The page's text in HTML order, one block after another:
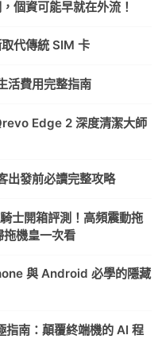
個資可能早就在外流！
代傳統 SIM 卡
活費用完整指南
Edge 2 深度清潔大師
出發前必讀完整攻略
士開箱評測！高頻震動拖
機皇一次看
與 Android 必學的隱藏
南：顛覆終端機的 AI 程